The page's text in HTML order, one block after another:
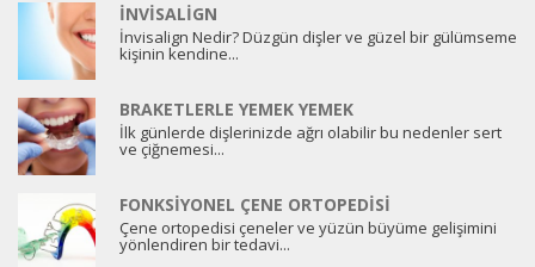
İNVISALIGN
İnvisalign Nedir? Düzgün dişler ve güzel bir gülümseme
kişinin kendine...
BRAKETLERLE YEMEK YEMEK
İlk günlerde dişlerinizde ağrı olabilir bu nedenler sert
ve çiğnemesi...
FONKSIYONEL ÇENE ORTOPEDISI
Çene ortopedisi çeneler ve yüzün büyüme gelişimini
yönlendiren bir tedavi...